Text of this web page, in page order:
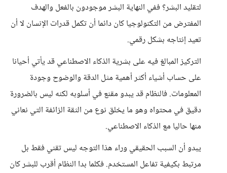
لتقليد البشر؟ ففي النهاية البشر موجودون بالفعل والهدف
المفترض من التكنولوجيا كان دائما أن تكمل قدرات الإنسان لا أن
تعيد إنتاجه بشكل رقمي.
التركيز المبالغ فيه على بشرية الذكاء الاصطناعي قد يأتي أحيانا
على حساب أشياء أكثر أهمية مثل الدقة والوضوح وجودة
المعلومات. فالنظام قد يبدو مقنع في أسلوبه لكنه ليس بالضرورة
دقيق في محتواه وهو ما يخلق نوع من الثقة الزائفة التي نعاني
منها حاليا مع الذكاء الاصطناعي.
يبدو أن السبب الحقيقي وراء هذا التوجه ليس تقني فقط بل
مرتبط بكيفية تفاعل المستخدم. فكلما بدا النظام أقرب للبشر كان